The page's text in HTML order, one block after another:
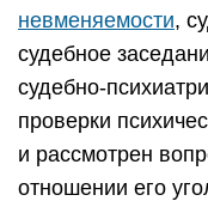
невменяемости,
судебное
судебно-
проверки
и рассмотрен
отношении его